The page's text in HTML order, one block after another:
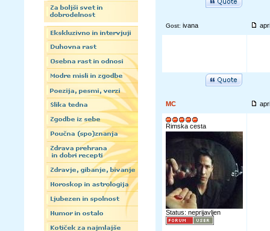
Gost: ivana
MC
Rimska cesta
Status: neprijavljen